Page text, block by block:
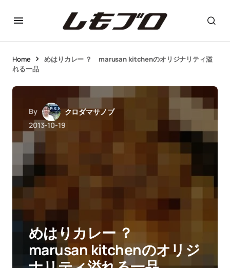
Home
めはりカレー ？ marusan kitchenのオリジナリティ溢
れる一品
By
クロダマサノブ
2013-10-19
めはりカレー ？
marusan kitchenのオリジ